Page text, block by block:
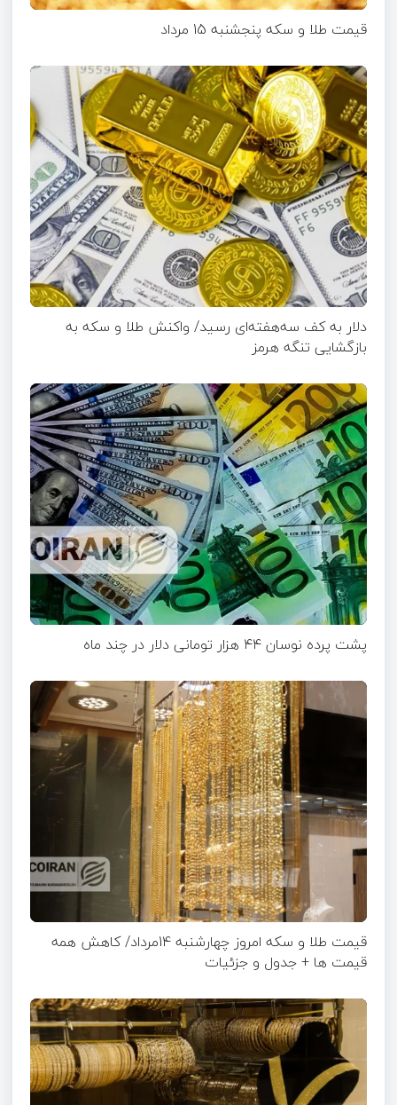
قیمت طلا و سکه پنجشنبه 15 مرداد
دلار به کف سه‌هفته‌ای رسید/ واکنش طلا و سکه به
بازگشایی تنگه هرمز
پشت پرده نوسان ۴۴ هزار تومانی دلار در چند ماه
قیمت طلا و سکه امروز چهارشنبه 14مرداد/ کاهش همه
قیمت ها + جدول و جزئیات